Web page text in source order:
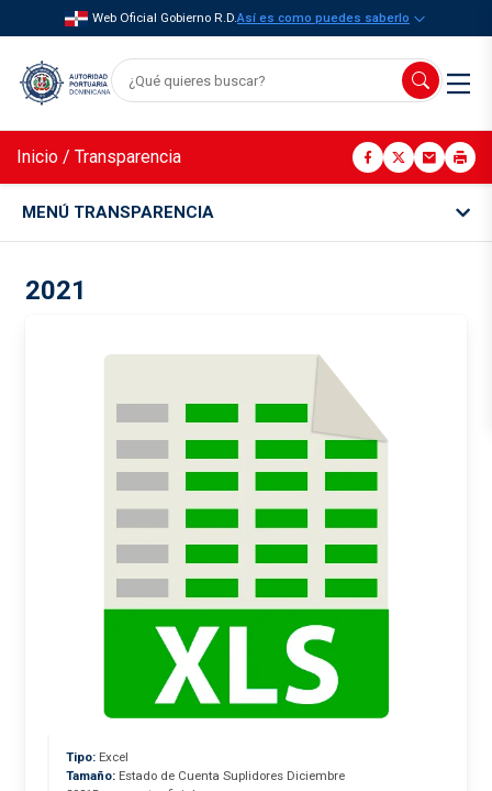
Web Oficial Gobierno R.D.Así es como puedes saberlo
Inicio / Transparencia
MENÚ TRANSPARENCIA
2021
Tipo: Excel
Tamaño: Estado de Cuenta Suplidores Diciembre